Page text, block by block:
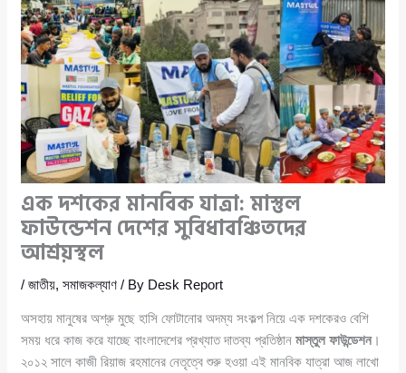
এক দশকের মানবিক যাত্রা: মাস্তুল
ফাউন্ডেশন দেশের সুবিধাবঞ্চিতদের
আশ্রয়স্থল
/জাতীয়,সমাজকল্যাণ / By Desk Report
অসহায় মানুষের অশ্রু মুছে হাসি ফোটানোর অদম্য সংকল্প নিয়ে এক দশকেরও বেশি
সময় ধরে কাজ করে যাচ্ছে বাংলাদেশের প্রখ্যাত দাতব্য প্রতিষ্ঠানমাস্তুল ফাউন্ডেশন।
২০১২ সালে কাজী রিয়াজ রহমানের নেতৃত্বে শুরু হওয়া এই মানবিক যাত্রা আজ লাখো